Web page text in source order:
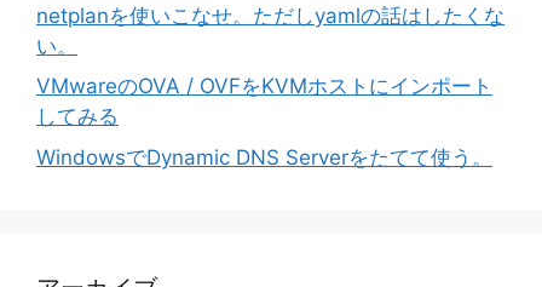
netplanを使いこなせ。ただしyamlの話はしたくな
い。
VMwareのOVA / OVFをKVMホストにインポート
してみる
WindowsでDynamic DNS Serverをたてて使う。